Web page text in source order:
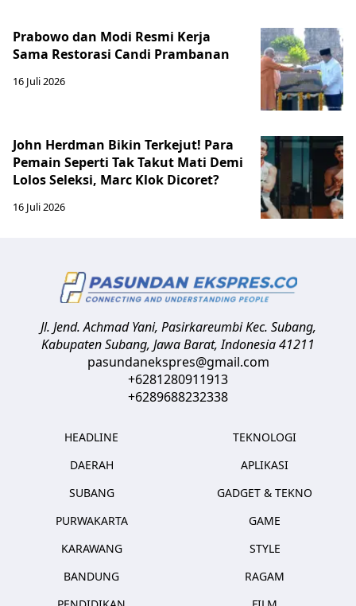
Prabowo dan Modi Resmi Kerja
Sama Restorasi Candi Prambanan
16 Juli 2026
John Herdman Bikin Terkejut! Para
Pemain Seperti Tak Takut Mati Demi
Lolos Seleksi, Marc Klok Dicoret?
16 Juli 2026
Jl. Jend. Achmad Yani, Pasirkareumbi Kec. Subang,
Kabupaten Subang, Jawa Barat,Indonesia41211
pasundanekspres@gmail.com
+6281280911913
+6289688232338
HEADLINE
DAERAH
SUBANG
PURWAKARTA
KARAWANG
BANDUNG
TEKNOLOGI
APLIKASI
GADGET & TEKNO
GAME
STYLE
RAGAM